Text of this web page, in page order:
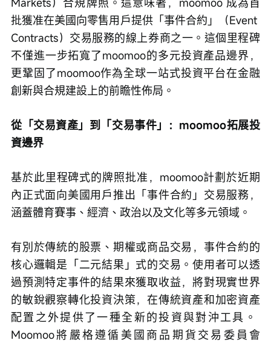
批獲准在美國向零售用戶提供「事件合約」（Event
Contracts）交易服務的線上券商之一。這個里程碑
不僅進一步拓寬了moomoo的多元投資產品邊界，
更鞏固了moomoo作為全球一站式投資平台在金融
創新與合規建設上的前瞻性佈局。
從「交易資產」到「交易事件」：moomoo拓展投
資邊界
基於此里程碑式的牌照批准，moomoo計劃於近期
內正式面向美國用戶推出「事件合約」交易服務，
涵蓋體育賽事、經濟、政治以及文化等多元領域。
有別於傳統的股票、期權或商品交易，事件合約的
核心邏輯是「二元結果」式的交易。使用者可以透
過預測特定事件的結果來獲取收益，將對現實世界
的敏銳觀察轉化投資決策，在傳統資產和加密資產
配置之外提供了一種全新的投資與對沖工具。
Moomoo將嚴格遵循美國商品期貨交易委員會